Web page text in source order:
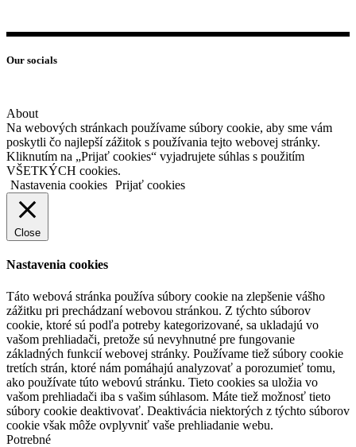
Our socials
About
Na webových stránkach používame súbory cookie, aby sme vám
poskytli čo najlepší zážitok s používania tejto webovej stránky.
Kliknutím na „Prijať cookies“ vyjadrujete súhlas s použitím
VŠETKÝCH cookies.
Nastavenia cookies Prijať cookies
Close
Nastavenia cookies
Táto webová stránka používa súbory cookie na zlepšenie vášho
zážitku pri prechádzaní webovou stránkou. Z týchto súborov
cookie, ktoré sú podľa potreby kategorizované, sa ukladajú vo
vašom prehliadači, pretože sú nevyhnutné pre fungovanie
základných funkcií webovej stránky. Používame tiež súbory cookie
tretích strán, ktoré nám pomáhajú analyzovať a porozumieť tomu,
ako používate túto webovú stránku. Tieto cookies sa uložia vo
vašom prehliadači iba s vašim súhlasom. Máte tiež možnosť tieto
súbory cookie deaktivovať. Deaktivácia niektorých z týchto súborov
cookie však môže ovplyvniť vaše prehliadanie webu.
Potrebné